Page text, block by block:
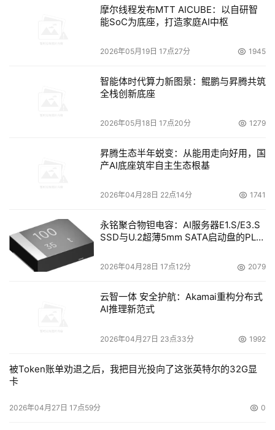
"我们的价格中包括了绿色能源的价格，这代表着比用户在
欧洲或者北美市场上所找到的价格更具有竞争力。"虽然没
有透露Data Islandia的价格情况，但是Squire认为他们的价
至少有一位分析师认为，Data Islandia的服务对于那些被数
Partners International的分析师Jon Toigo表示，"我一听
为数据存储行业的瑞士银行。（瑞士以银行业和逃税天堂闻
名于世，其银行保证安全和绝不透露客户信息，其税务政策
保证了富人的钱不用去缴税）"
Toigo谈到，"我认为这个管理归档服务的巧妙概念简直像个
天赐之物，尤其是对那些较大型的公司来说，当然也许还有
小公司。他们在购买大量新硬件和软件方面的预算紧张，也
没有精力去聘请并培训大量的IT员工去管理归档。"
不过，用户是否会为了绿色归档服务花钱呢？
本文来源于DOIT传媒，文章内容仅供参考，不构成投资建议。
摩尔线程发布MTT AICUBE：以自研智
能SoC为底座，打造家庭AI中枢
2026年05月19日 17点27分 1945
智能体时代算力新图景：鲲鹏与昇腾共筑
全栈创新底座
2026年05月18日 17点20分 1279
昇腾生态半年蜕变：从能用走向好用，国
产AI底座筑牢自主生态根基
2026年04月28日 22点14分 1741
永铭聚合物钽电容：AI服务器E1.S/E3.S
SSD与U.2超薄5mm SATA启动盘的PLP
2026年04月28日 17点12分 2079
云智一体 安全护航：Akamai重构分布式
AI推理新范式
2026年04月27日 23点33分 1992
被Token账单劝退之后，我把目光投向了这张英特尔的32G显
卡
2026年04月27日 17点59分 0